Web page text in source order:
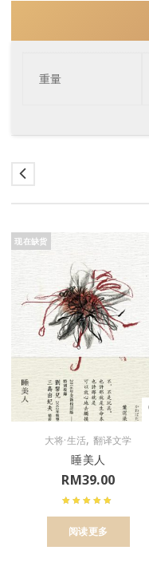
重量
现在缺货
大将·生活, 翻译文学
睡美人
RM39.00
阅读更多